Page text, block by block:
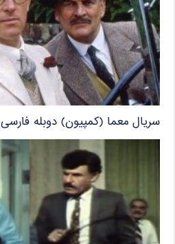
سریال معما (کمپیون) دوبله فارسی